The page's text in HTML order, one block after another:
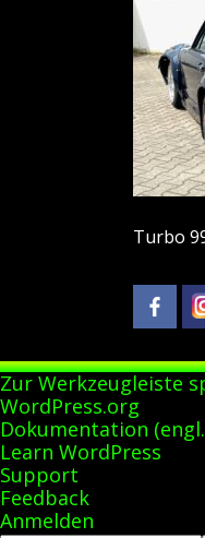
Turbo
Zur Werkzeugleiste
Über
WordPress
WordPress.org
Dokumentation
Learn WordPress
Support
Feedback
Anmelden